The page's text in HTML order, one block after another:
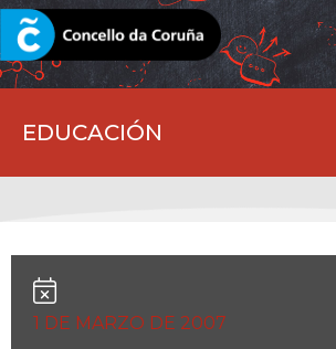
EDUCACIÓN
CORUNA.GAL
1 DE MARZO DE 2007